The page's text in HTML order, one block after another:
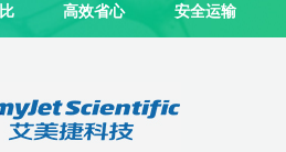
高效省心 安全运输